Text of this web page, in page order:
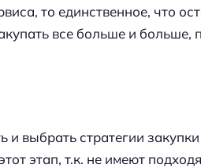
то единственное, что
все больше и больше,
выбрать стратегии
этап, т.к. не имеют